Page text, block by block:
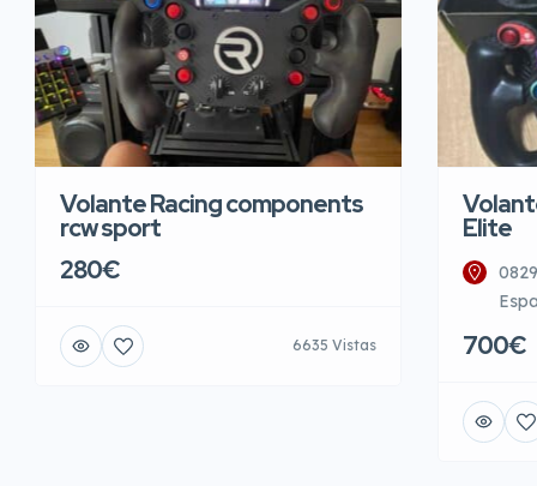
Volante Racing components
rcw sport
280€
6635 Vistas
Elite
700€